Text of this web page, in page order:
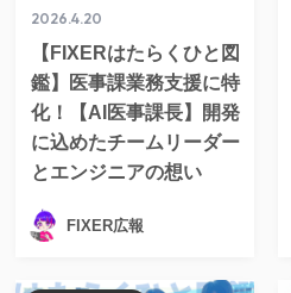
2026.4.20
【FIXERはたらくひと図
鑑】医事課業務支援に特
化！【AI医事課長】開発
に込めたチームリーダー
とエンジニアの想い
FIXER広報